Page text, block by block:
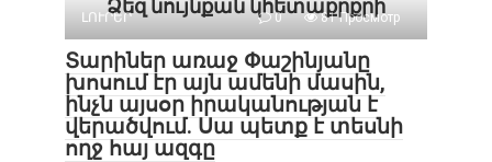
Ձեզ նույնքան կհետաքրքրի
ԼՈՒՐԵՐ 0 81 Просмотр
Տարիներ առաջ Փաշինյանը
խոսում էր այն ամենի մասին,
ինչն այսօր իրականության է
վերածվում. Սա պետք է տեսնի
ողջ հայ ազգը